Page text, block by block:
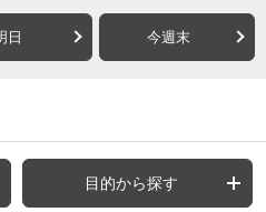
日 今週末
目的から探す